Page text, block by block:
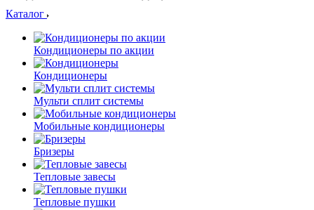
Каталог
Кондиционеры по акции
Кондиционеры
Мульти сплит системы
Мобильные кондиционеры
Бризеры
Тепловые завесы
Тепловые пушки